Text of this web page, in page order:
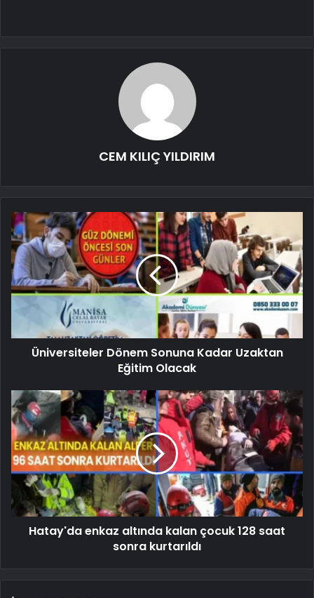
CEM KILIÇ YILDIRIM
Üniversiteler Dönem Sonuna Kadar Uzaktan
Eğitim Olacak
Hatay'da enkaz altında kalan çocuk 128 saat
sonra kurtarıldı